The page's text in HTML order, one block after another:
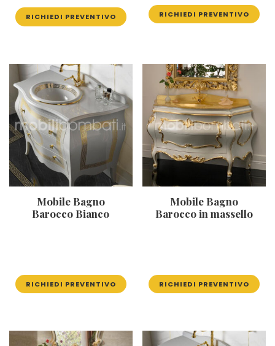
RICHIEDI PREVENTIVO RICHIEDI PREVENTIVO
Mobile Bagno
Barocco Bianco
RICHIEDI PREVENTIVO
Mobile Bagno
Barocco in massello
RICHIEDI PREVENTIVO